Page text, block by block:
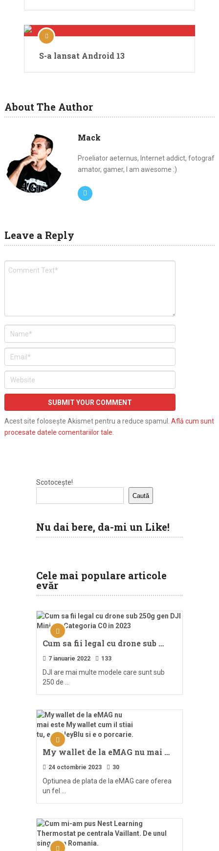
S-a lansat Android 13
About The Author
Mack
Proeliator aeternus, Internet addict, fotograf
amator, gamer, I am awesome :)
Leave a Reply
Acest site folosește Akismet pentru a reduce spamul. Află cum sunt
procesate datele comentariilor tale.
Scotocește!
Caută
Nu dai bere, da-mi un Like!
Cele mai populare articole
evăr
Cum sa fii legal cu drone sub …
7 ianuarie 2022 133
DJI are mai multe modele care sunt sub
250 de …
My wallet de la eMAG nu mai …
24 octombrie 2023 30
Optiunea de plata de la eMAG care oferea
un fel …